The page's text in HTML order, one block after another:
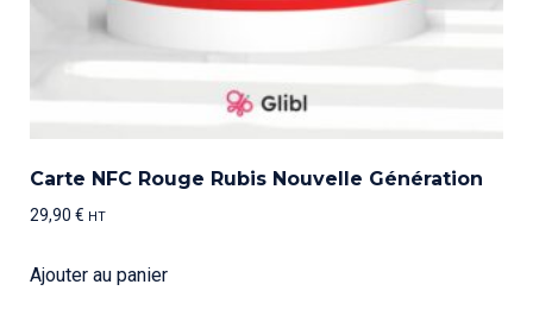
Carte NFC Rouge Rubis Nouvelle Génération
29,90 € HT
Ajouter au panier